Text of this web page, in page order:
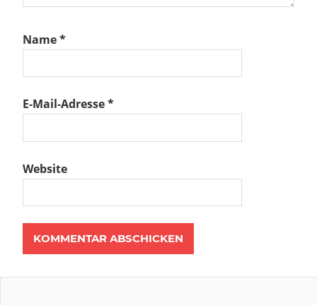
Name*
E-Mail-Adresse*
Website